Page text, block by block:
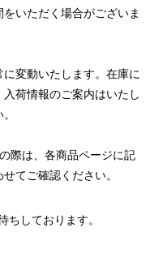
いただく場合がございま
変動いたします。在庫に
荷情報のご案内はいたし
際は、各商品ページに記
てご確認ください。
ちしております。